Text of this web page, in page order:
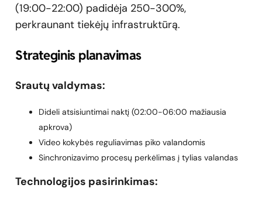
(19:00-22:00) padidėja 250-300%,
perkraunant tiekėjų infrastruktūrą.
Strateginis planavimas
Srautų valdymas:
Dideli atsisiuntimai naktį (02:00-06:00 mažiausia
apkrova)
Video kokybės reguliavimas piko valandomis
Sinchronizavimo procesų perkėlimas į tylias valandas
Technologijos pasirinkimas: